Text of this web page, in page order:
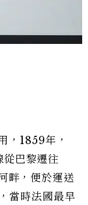
，1859年，
巴黎遷往
，便於運送
當時法國最早